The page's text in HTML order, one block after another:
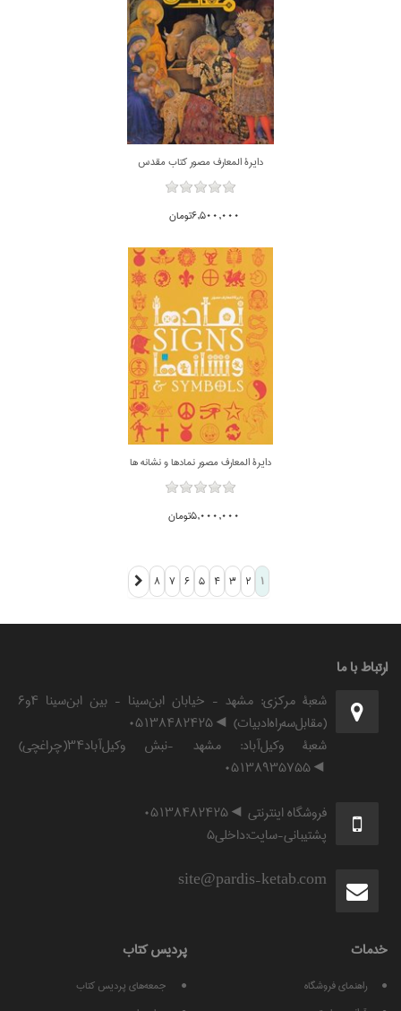
دايرة المعارف مصور كتاب مقدس
6,500,000تومان
دايرة المعارف مصور نمادها و نشانه ها
5,000,000تومان
1
2
3
4
5
6
7
8
ارتباط با ما
شعبۀ مرکزی: مشهد - خیابان ابن‌سینا - بین ابن‌سینا ۴و۶
(مقابل‌سه‌راه‌ادبیات) ◄۰۵۱۳۸۴۸۲۴۲۵
شعبۀ وکیل‌آباد: مشهد -نبش وکیل‌آباد۳۴(چراغچی)
◄۰۵۱۳۸۹۳۵۷۵۵
فروشگاه اینترنتی ◄۰۵۱۳۸۴۸۲۴۲۵
پشتیبانی-سایت:داخلی۵
site@pardis-ketab.com
خدمات
راهنمای فروشگاه
پرديس كتاب
جمعه‌های پردیس کتاب